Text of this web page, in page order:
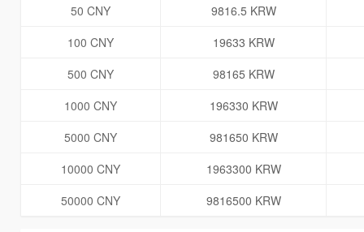
50 CNY
9816.5 KRW
100 CNY
19633 KRW
500 CNY
98165 KRW
1000 CNY
196330 KRW
5000 CNY
981650 KRW
10000 CNY
1963300 KRW
50000 CNY
9816500 KRW